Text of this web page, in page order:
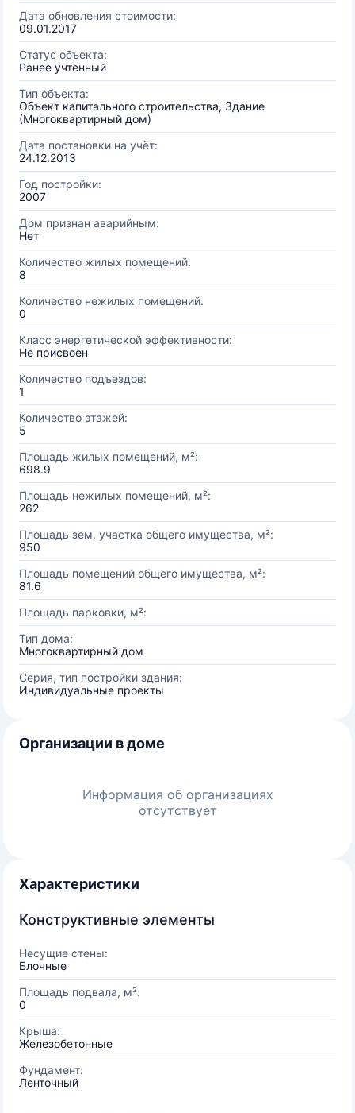
Дата обновления стоимости:
09.01.2017
Статус объекта:
Ранее учтенный
Тип объекта:
Объект капитального строительства, Здание
(Многоквартирный дом)
Дата постановки на учёт:
24.12.2013
Год постройки:
2007
Дом признан аварийным:
Нет
Количество жилых помещений:
8
Количество нежилых помещений:
0
Класс энергетической эффективности:
Не присвоен
Количество подъездов:
1
Количество этажей:
5
Площадь жилых помещений, м²:
698.9
Площадь нежилых помещений, м²:
262
Площадь зем. участка общего имущества, м²:
950
Площадь помещений общего имущества, м²:
81.6
Площадь парковки, м²:
Тип дома:
Многоквартирный дом
Серия, тип постройки здания:
Индивидуальные проекты
Организации в доме
Информация об организациях
отсутствует
Характеристики
Конструктивные элементы
Несущие стены:
Блочные
Площадь подвала, м²:
0
Крыша:
Железобетонные
Фундамент:
Ленточный